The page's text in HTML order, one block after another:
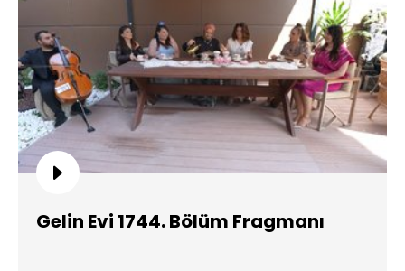
Gelin Evi 1744. Bölüm Fragmanı